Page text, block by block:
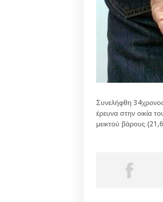
Συνελήφθη
έρευνα στην οικία
μεικτού βάρους